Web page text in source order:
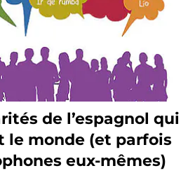
de l’espagnol qui
le monde (et parfois
eux-mêmes)